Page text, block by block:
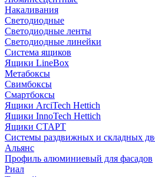
Накаливания
Светодиодные
Светодиодные ленты
Светодиодные линейки
Система ящиков
Ящики LineBox
Метабоксы
Свимбоксы
Смартбоксы
Ящики ArciTech Hettich
Ящики InnoTech Hettich
Ящики СТАРТ
Системы раздвижных и складных
Альянс
Профиль алюминиевый для фасадов
Риал